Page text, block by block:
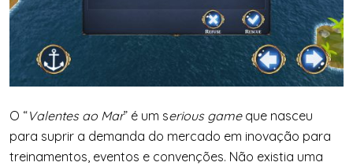
O “Valentes ao Mar” é um serious gameque nasceu
para suprir a demanda do mercado em inovação para
treinamentos, eventos e convenções. Não existia uma